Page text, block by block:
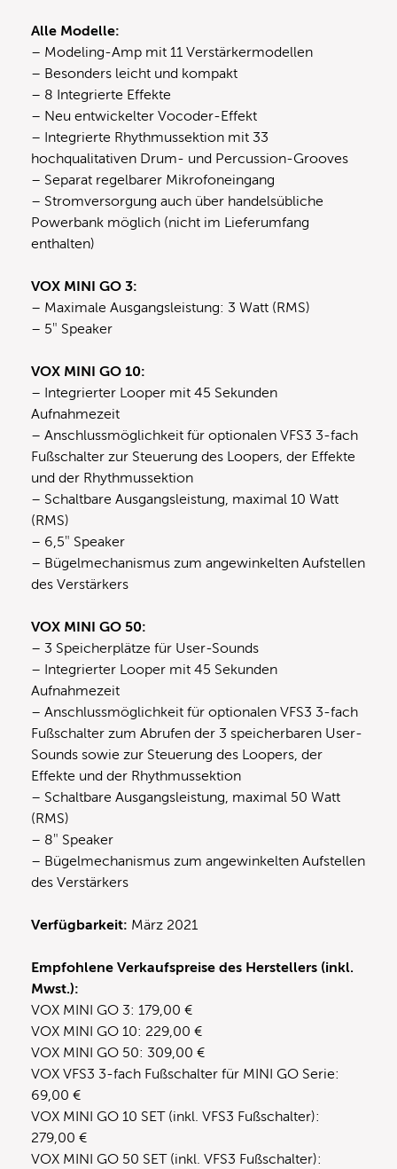
Alle Modelle:
– Modeling-Amp mit 11 Verstärkermodellen
– Besonders leicht und kompakt
– 8 Integrierte Effekte
– Neu entwickelter Vocoder-Effekt
– Integrierte Rhythmussektion mit 33
hochqualitativen Drum- und Percussion-Grooves
– Separat regelbarer Mikrofoneingang
– Stromversorgung auch über handelsübliche
Powerbank möglich (nicht im Lieferumfang
enthalten)
VOX MINI GO 3:
– Maximale Ausgangsleistung: 3 Watt (RMS)
– 5″ Speaker
VOX MINI GO 10:
– Integrierter Looper mit 45 Sekunden
Aufnahmezeit
– Anschlussmöglichkeit für optionalen VFS3 3-fach
Fußschalter zur Steuerung des Loopers, der Effekte
und der Rhythmussektion
– Schaltbare Ausgangsleistung, maximal 10 Watt
(RMS)
– 6,5″ Speaker
– Bügelmechanismus zum angewinkelten Aufstellen
des Verstärkers
VOX MINI GO 50:
– 3 Speicherplätze für User-Sounds
– Integrierter Looper mit 45 Sekunden
Aufnahmezeit
– Anschlussmöglichkeit für optionalen VFS3 3-fach
Fußschalter zum Abrufen der 3 speicherbaren User-
Sounds sowie zur Steuerung des Loopers, der
Effekte und der Rhythmussektion
– Schaltbare Ausgangsleistung, maximal 50 Watt
(RMS)
– 8″ Speaker
– Bügelmechanismus zum angewinkelten Aufstellen
des Verstärkers
Verfügbarkeit: März 2021
Empfohlene Verkaufspreise des Herstellers (inkl.
Mwst.):
VOX MINI GO 3: 179,00 €
VOX MINI GO 10: 229,00 €
VOX MINI GO 50: 309,00 €
VOX VFS3 3-fach Fußschalter für MINI GO Serie:
69,00 €
VOX MINI GO 10 SET (inkl. VFS3 Fußschalter):
279,00 €
VOX MINI GO 50 SET (inkl. VFS3 Fußschalter):